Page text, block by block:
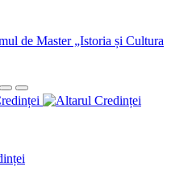
de Master „Istoria și Cultura